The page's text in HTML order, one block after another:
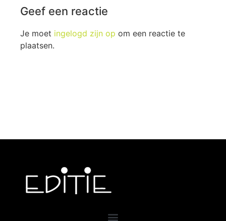
Geef een reactie
Je moet ingelogd zijn op om een reactie te
plaatsen.